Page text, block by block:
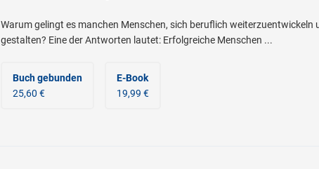
Warum gelingt es manchen Menschen, sich beruflich
gestalten? Eine der Antworten lautet: Erfolgreiche Menschen ...
Buch gebunden
25,60 €
E-Book
19,99 €